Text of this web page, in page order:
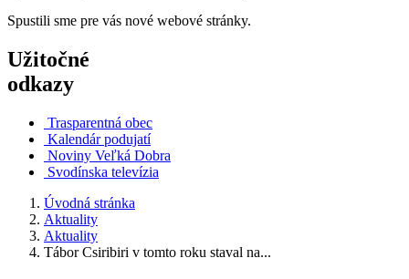
Spustili sme pre vás nové webové stránky.
Užitočné
odkazy
Trasparentná obec
Kalendár podujatí
Noviny Veľká Dobra
Svodínska televízia
Úvodná stránka
Aktuality
Aktuality
Tábor Csiribiri v tomto roku staval na...